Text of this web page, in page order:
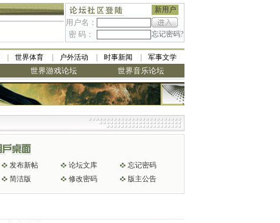
新用户
用户名：
密 码：
忘记密码?
世界体育 户外活动 时事新闻 军事文学
世界游戏论坛 世界音乐论坛
发布新帖 论坛文库
忘记密码
简洁版
修改密码 版主公告